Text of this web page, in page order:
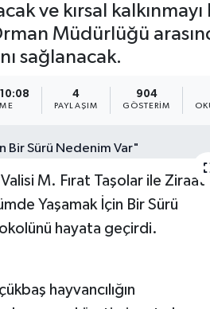
ve kırsal
Müdürlüğü
sağlanacak.
4
PAYLAŞIM
904
GÖSTERIM
M. Fırat Taşolar ile Ziraat
Yaşamak İçin Bir Sürü
hayata geçirdi.
hayvancılığın